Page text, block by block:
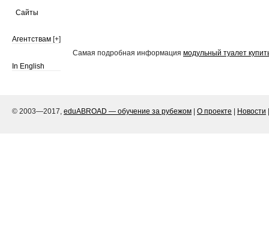
Сайты
Агентствам [+]
In English
Самая подробная информация модульный туалет
© 2003—2017, eduABROAD — обучение за рубежом О проекте Новости